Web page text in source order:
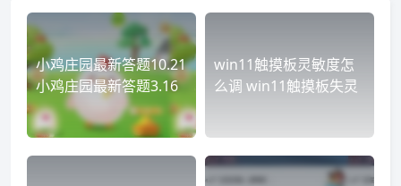
小鸡庄园最新答题10.21
小鸡庄园最新答题3.16
win11触摸板灵敏度怎
么调 win11触摸板失灵